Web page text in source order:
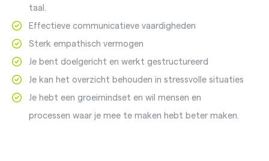
taal.
Effectieve communicatieve vaardigheden
Sterk empathisch vermogen
Je bent doelgericht en werkt gestructureerd
Je kan het overzicht behouden in stressvolle situaties
Je hebt een groeimindset en wil mensen en
processen waar je mee te maken hebt beter maken.